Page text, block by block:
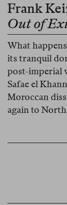
Frank
Out of
What
its tranquil
post-imperial
Safae el
Moroccan
again to